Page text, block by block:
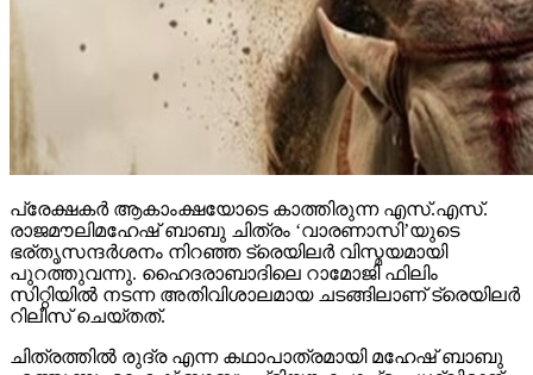
പ്രേക്ഷകര്‍ ആകാംക്ഷയോടെ കാത്തിരുന്ന എസ്.എസ്.
രാജമൗലിമഹേഷ് ബാബു ചിത്രം ‘വാരണാസി’യുടെ
ഭര്തൃസന്ദര്‍ശനം നിറഞ്ഞ ട്രെയിലര്‍ വിസ്മയമായി
പുറത്തുവന്നു. ഹൈദരാബാദിലെ റാമോജി ഫിലിം
സിറ്റിയില്‍ നടന്ന അതിവിശാലമായ ചടങ്ങിലാണ് ട്രെയിലര്‍
റിലീസ് ചെയ്തത്.
ചിത്രത്തില്‍ രുദ്ര എന്ന കഥാപാത്രമായി മഹേഷ് ബാബു